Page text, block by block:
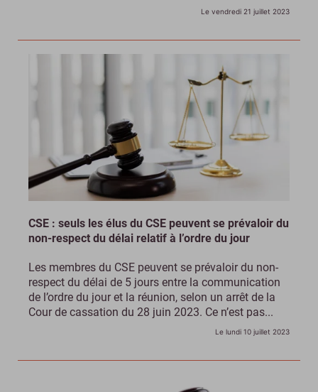
Le vendredi 21 juillet 2023
CSE : seuls les élus du CSE peuvent se prévaloir du
non-respect du délai relatif à l’ordre du jour
Les membres du CSE peuvent se prévaloir du non-
respect du délai de 5 jours entre la communication
de l’ordre du jour et la réunion, selon un arrêt de la
Cour de cassation du 28 juin 2023. Ce n’est pas...
Le lundi 10 juillet 2023